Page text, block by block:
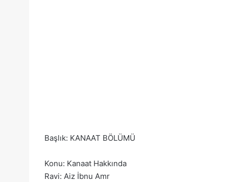
Başlık: KANAAT BÖLÜMÜ
Konu: Kanaat Hakkında
Ravi: Aiz İbnu Amr